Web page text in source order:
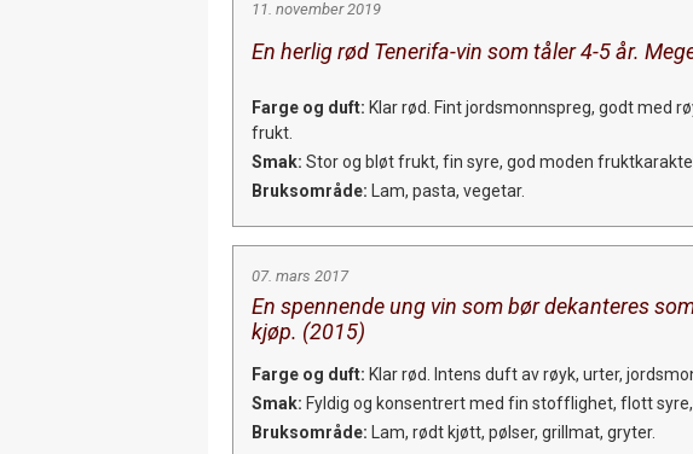
11. november 2019
En herlig rød Tenerifa-vin som tåler 4-5 år.
Farge og duft: Klar rød. Fint jordsmonnspreg, godt med
frukt.
Smak: Stor og bløt frukt, fin syre, god moden
Bruksområde: Lam, pasta, vegetar.
07. mars 2017
En spennende ung vin som bør dekanteres
kjøp. (2015)
Farge og duft: Klar rød. Intens duft av røyk, urter,
Smak: Fyldig og konsentrert med fin stofflighet, flott
Bruksområde: Lam, rødt kjøtt, pølser, grillmat, gryter.